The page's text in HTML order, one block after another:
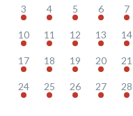
3 4 5 6 7
10 11 12 13 14
17 18 19 20 21
24 25 26 27 28